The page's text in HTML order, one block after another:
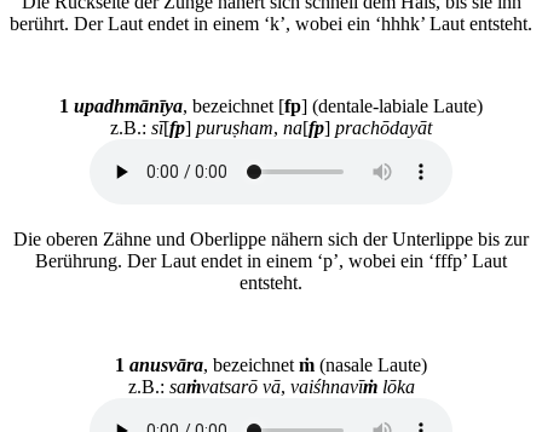
berührt. Der Laut endet in einem ‘k’, wobei ein ‘hhhk’ Laut entsteht.
1 upadhmānīya, bezeichnet [fp] (dentale-labiale Laute)
z.B.: sī[fp] puruṣham, na[fp] prachōdayāt
Die oberen Zähne und Oberlippe nähern sich der Unterlippe bis zur
Berührung. Der Laut endet in einem ‘p’, wobei ein ‘fffp’ Laut
entsteht.
1 anusvāra, bezeichnetṁ (nasale Laute)
z.B.: saṁvatsarō vā, vaiśhnavīṁlōka